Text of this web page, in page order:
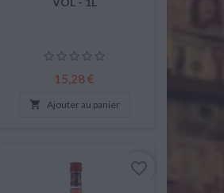
Prix
15,28 €
 Ajouter au panier
favorite_border